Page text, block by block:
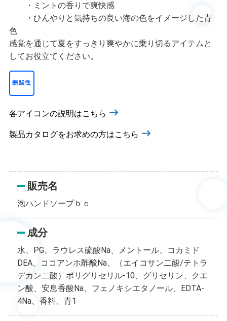
・ミントの香りで爽快感
・ひんやりと気持ちの良い海の色をイメージした青
色
感覚を通じて夏をすっきり爽やかに乗り切るアイテムと
してお役立てください。
各アイコンの説明はこちら
製品カタログをお求めの方はこちら
販売名
泡ハンドソープｂｃ
成分
水、PG、ラウレス硫酸Na、メントール、コカミド
DEA、ココアンホ酢酸Na、（エイコサン二酸/テトラ
デカン二酸）ポリグリセリル-10、グリセリン、クエ
ン酸、安息香酸Na、フェノキシエタノール、EDTA-
4Na、香料、青1